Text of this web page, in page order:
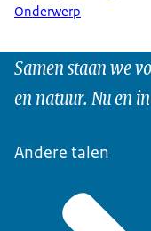
Onderwerp
Samen staan we
en natuur. Nu en
Andere talen